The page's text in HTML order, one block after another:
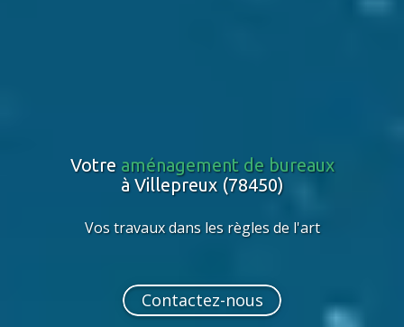
Votre aménagement de bureaux
à Villepreux (78450)
Vos travaux dans les règles de l'art
Contactez-nous